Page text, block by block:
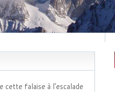
cette falaise à l’escalade